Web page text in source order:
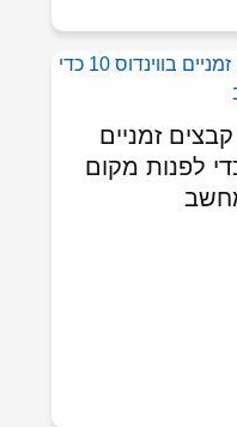
זמניים
10 כדי לפנות מקום